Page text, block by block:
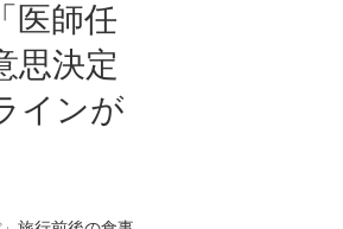
医師任
思決定
インが